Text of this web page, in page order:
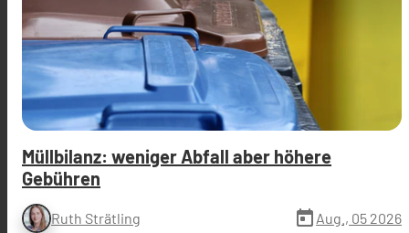
Müllbilanz: weniger Abfall aber höhere
Gebühren
Ruth Strätling today Aug., 05 2026